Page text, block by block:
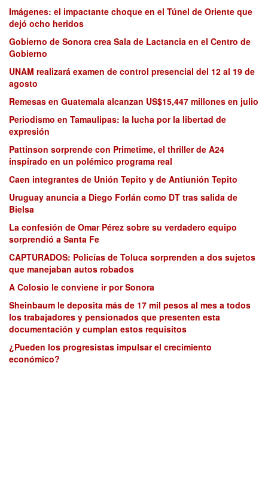
Imágenes: el impactante choque en el Túnel de Oriente que
dejó ocho heridos
Gobierno de Sonora crea Sala de Lactancia en el Centro de
Gobierno
UNAM realizará examen de control presencial del 12 al 19 de
agosto
Remesas en Guatemala alcanzan US$15,447 millones en julio
Periodismo en Tamaulipas: la lucha por la libertad de
expresión
Pattinson sorprende con Primetime, el thriller de A24
inspirado en un polémico programa real
Caen integrantes de Unión Tepito y de Antiunión Tepito
Uruguay anuncia a Diego Forlán como DT tras salida de
Bielsa
La confesión de Omar Pérez sobre su verdadero equipo
sorprendió a Santa Fe
CAPTURADOS: Policías de Toluca sorprenden a dos sujetos
que manejaban autos robados
A Colosio le conviene ir por Sonora
Sheinbaum le deposita más de 17 mil pesos al mes a todos
los trabajadores y pensionados que presenten esta
documentación y cumplan estos requisitos
¿Pueden los progresistas impulsar el crecimiento
económico?